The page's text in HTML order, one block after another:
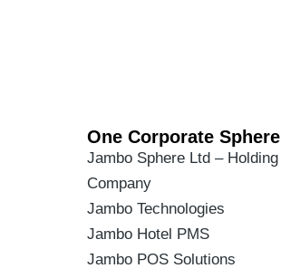
One Corporate Sphere
Jambo Sphere Ltd – Holding
Company
Jambo Technologies
Jambo Hotel PMS
Jambo POS Solutions